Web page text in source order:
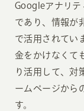
Googleアナリテ
であり、情報が
で活用されてい
金をかけなくて
り活用して、対
ームページから
す。